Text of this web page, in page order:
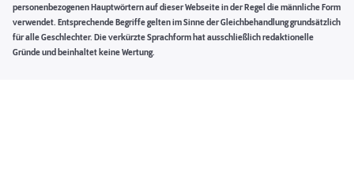
personenbezogenen Hauptwörtern auf dieser Webseite in der Regel die männliche Form
verwendet. Entsprechende Begriffe gelten im Sinne der Gleichbehandlung grundsätzlich
für alle Geschlechter. Die verkürzte Sprachform hat ausschließlich redaktionelle
Gründe und beinhaltet keine Wertung.